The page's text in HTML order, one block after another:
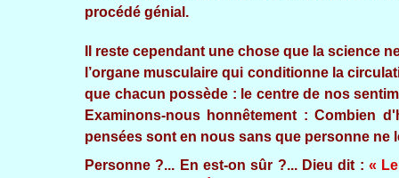
Il reste cependant une chose que la science
l’organe musculaire qui conditionne la
que chacun possède : le centre de nos
Examinons-nous honnêtement : Combien
pensées sont en nous sans que personne ne
Personne ?... En est-on sûr ?... Dieu dit : «
procédé génial.